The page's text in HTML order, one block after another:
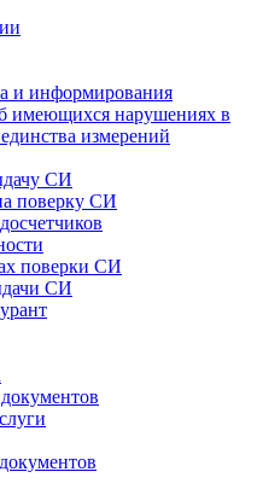
и информирования
имеющихся нарушениях в
измерений
СИ
поверку СИ
поверки СИ
СИ